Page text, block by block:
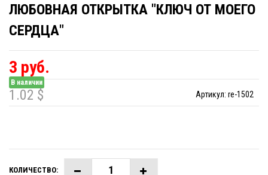
ЛЮБОВНАЯ ОТКРЫТКА "КЛЮЧ ОТ МОЕГО
СЕРДЦА"
3 руб.
В наличии
Артикул: re-1502
1.02 $
КОЛИЧЕСТВО: